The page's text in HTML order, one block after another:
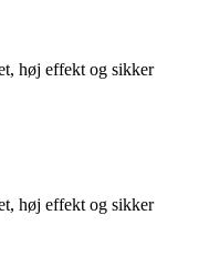
høj effekt og sikker
høj effekt og sikker